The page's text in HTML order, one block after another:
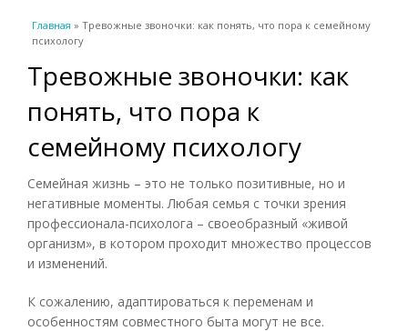
Вы здесь
Главная » Тревожные звоночки: как понять, что пора к семейному
психологу
Тревожные звоночки: как
понять, что пора к
семейному психологу
Семейная жизнь – это не только позитивные, но и
негативные моменты. Любая семья с точки зрения
профессионала-психолога – своеобразный «живой
организм», в котором проходит множество процессов
и изменений.
К сожалению, адаптироваться к переменам и
особенностям совместного быта могут не все.